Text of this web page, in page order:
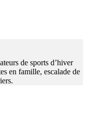
de sports d’hiver
en famille, escalade de